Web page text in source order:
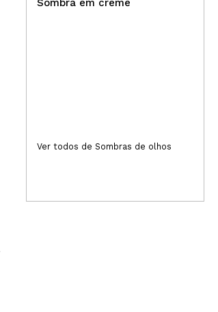
6,99€
Ver todos de Sombras de olhos